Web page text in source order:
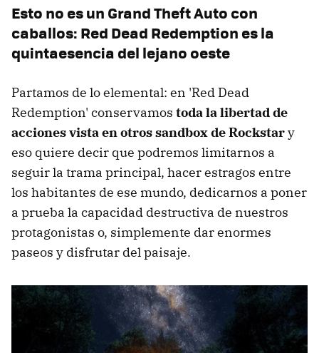
Esto no es un Grand Theft Auto con
caballos: Red Dead Redemption es la
quintaesencia del lejano oeste
Partamos de lo elemental: en 'Red Dead
Redemption' conservamos toda la libertad de
acciones vista en otros sandbox de Rockstary
eso quiere decir que podremos limitarnos a
seguir la trama principal, hacer estragos entre
los habitantes de ese mundo, dedicarnos a poner
a prueba la capacidad destructiva de nuestros
protagonistas o, simplemente dar enormes
paseos y disfrutar del paisaje.